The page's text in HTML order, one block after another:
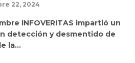
22, 2024
INFOVERITAS impartió un
detección y desmentido de
la…